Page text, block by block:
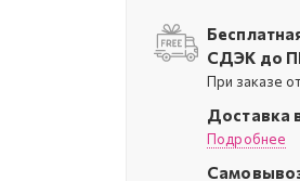
СДЭК до
При заказе
Доставка
Подробнее